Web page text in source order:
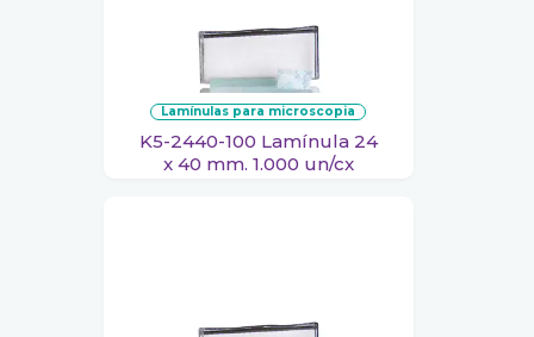
lamínulas para microscopia
K5-2440-100 Lamínula 24
x 40 mm. 1.000 un/cx